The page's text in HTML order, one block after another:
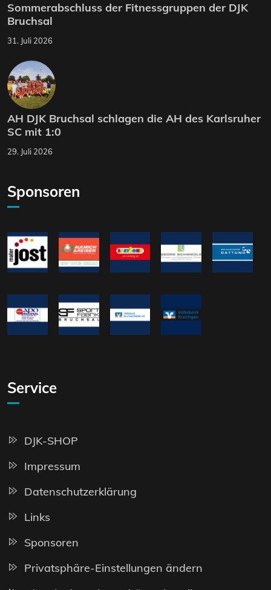
Sommerabschluss der Fitnessgruppen der DJK
Bruchsal
31. Juli 2026
AH DJK Bruchsal schlagen die AH des Karlsruher
SC mit 1:0
29. Juli 2026
Sponsoren
Service
DJK-SHOP
Impressum
Datenschutzerklärung
Links
Sponsoren
Privatsphäre-Einstellungen ändern